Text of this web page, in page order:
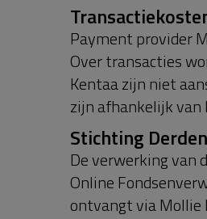
Payment provider
Over transacties
Kentaa zijn niet
zijn afhankelijk van
Stichting
De verwerking van
Online
ontvangt via Mollie